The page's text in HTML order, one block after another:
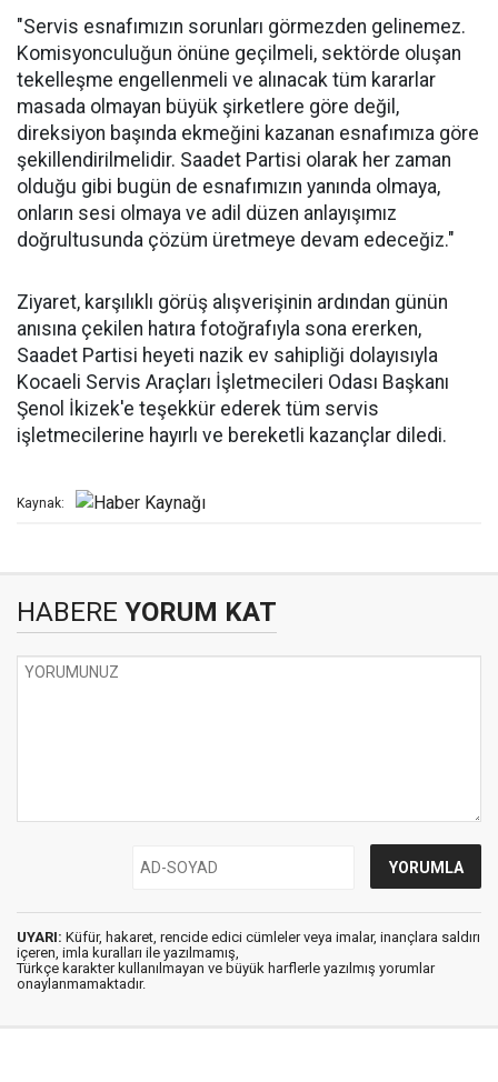
"Servis esnafımızın sorunları görmezden gelinemez.
Komisyonculuğun önüne geçilmeli, sektörde oluşan
tekelleşme engellenmeli ve alınacak tüm kararlar
masada olmayan büyük şirketlere göre değil,
direksiyon başında ekmeğini kazanan esnafımıza göre
şekillendirilmelidir. Saadet Partisi olarak her zaman
olduğu gibi bugün de esnafımızın yanında olmaya,
onların sesi olmaya ve adil düzen anlayışımız
doğrultusunda çözüm üretmeye devam edeceğiz."
Ziyaret, karşılıklı görüş alışverişinin ardından günün
anısına çekilen hatıra fotoğrafıyla sona ererken,
Saadet Partisi heyeti nazik ev sahipliği dolayısıyla
Kocaeli Servis Araçları İşletmecileri Odası Başkanı
Şenol İkizek'e teşekkür ederek tüm servis
işletmecilerine hayırlı ve bereketli kazançlar diledi.
Kaynak:
HABERE YORUM KAT
UYARI: Küfür, hakaret, rencide edici cümleler veya imalar, inançlara saldırı
içeren, imla kuralları ile yazılmamış,
Türkçe karakter kullanılmayan ve büyük harflerle yazılmış yorumlar
onaylanmamaktadır.